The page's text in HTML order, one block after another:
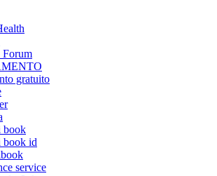
Forum
gratuito
book
book id
service